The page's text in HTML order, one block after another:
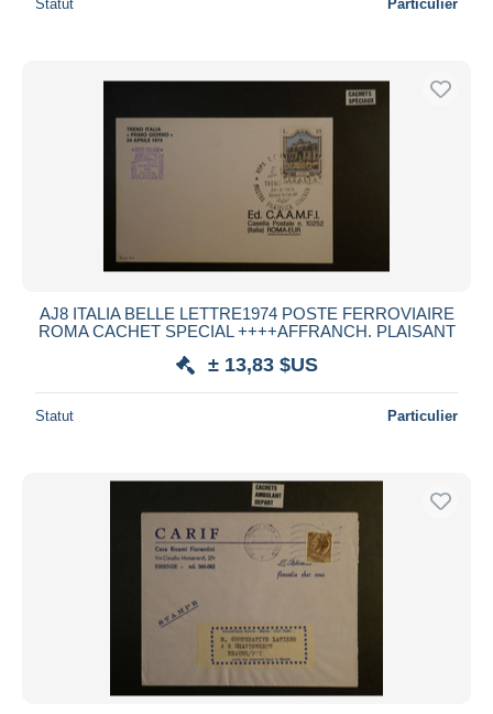
Statut Particulier
AJ8 ITALIA BELLE LETTRE1974 POSTE FERROVIAIRE
ROMA CACHET SPECIAL ++++AFFRANCH. PLAISANT
± 13,83 $US
Statut Particulier